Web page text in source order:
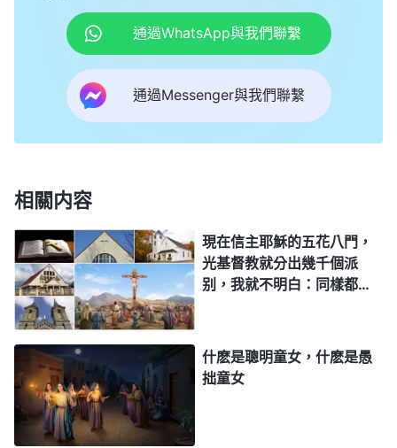
的要求，這樣，人又怎麽能受到懲罰呢？神的工作一
直不停止，他的脚步從來也不停止，他在未完成經營
工作以先總是在忙碌着，從不止步。而人就不同了：
得着一點點聖靈的作工就作為是永恒不變的；得着一
為神永遠就是他所看到的這個形像，以往是這樣以後
也永遠是這樣；得着一點點淺薄的認識就得意忘形，
開始大肆宣揚并不存在的神的性情、神的所是；認準
一步聖靈的作工以後，無論什麽樣的人再宣傳神新的
作工他都不會接受。這些人都是不能接受聖靈新工作
的人，都是太守舊的、不能接受新事物的人，這些人
都是信神而又弃絶神的人。人都認為『以色列人只相
信耶和華而不相信耶穌』這是錯誤的，但絶大多數的
人又都充當着『只信耶和華却弃絶耶穌』的這個角
色，充當着『盼望彌賽亞歸來却抵擋稱為耶穌的彌賽
通過WhatsApp與我們聯繫
通過Messenger與我們聯繫
相關内容
現在信主耶穌的五花八門，
光基督教就分出幾千個派
别，我就不明白：同樣都是
呢？
什麽是聰明童女，什麽是愚
拙童女